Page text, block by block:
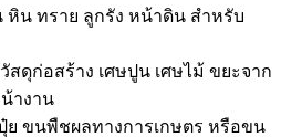
หิน ทราย ลูกรัง หน้าดิน สำหรับ
สดุก่อสร้าง เศษปูน เศษไม้ ขยะจาก
างาน
ย ขนพืชผลทางการเกษตร หรือขน